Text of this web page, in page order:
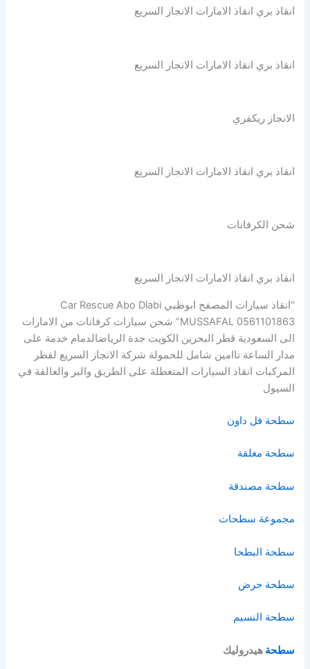
انقاذ بري انقاذ الامارات الانجاز السريع
انقاذ بري انقاذ الامارات الانجاز السريع
الانجاز ريكفري
انقاذ بري انقاذ الامارات الانجاز السريع
شحن الكرفانات
انقاذ بري انقاذ الامارات الانجاز السريع
“انقاذ سيارات المصفح ابوظبي Car Rescue Abo Dlabi
MUSSAFAL 0561101863” شحن سيارات كرفانات من الامارات
الى السعودية قطر البحرين الكويت جدة الرياضالدمام خدمة على
مدار الساعة تاامين شامل للحمولة شركة الانجاز السريع لقطر
المركبات انقاذ السيارات المتعطلة على الطريق والبر والعالقة في
السيول
سطحة فل داون
سطحة مغلقة
سطحة مصندقة
مجموعة سطحات
سطحة البطحا
سطحة حرض
سطحة النسيم
سطحة هيدروليك